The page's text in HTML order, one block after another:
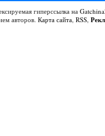
гиперссылка на
авторов. Карта сайта, RSS,